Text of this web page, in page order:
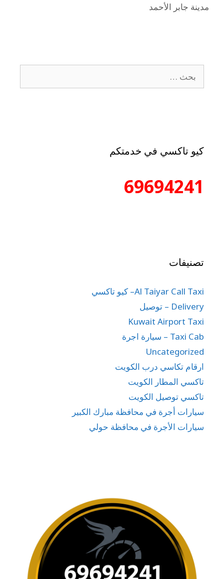
مدينة جابر الأحمد
كيو تاكسي في خدمتكم
69694241
تصنيفات
Al Taiyar Call Taxi– كيو تاكسي
Delivery – توصيل
Kuwait Airport Taxi
Taxi Cab – سيارة اجرة
Uncategorized
ارقام تكاسي درب الكويت
تاكسي المطار الكويت
تاكسي توصيل الكويت
سيارات أجرة في محافظة مبارك الكبير
سيارات الأجرة في محافظة حولي